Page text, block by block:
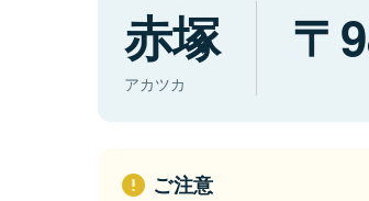
赤塚
アカツカ
ご注意